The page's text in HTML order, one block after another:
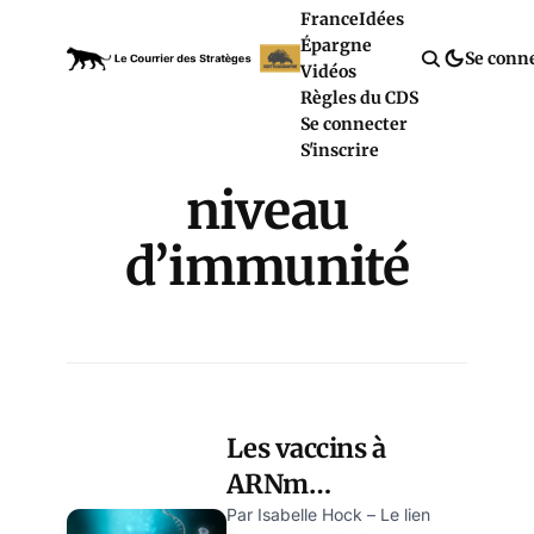
FranceIdées
Épargne
Vidéos
Règles du CDS
Se connecter
S'inscrire
Se
niveau
d’immunité
Les vaccins à
ARNm
affaiblissent-ils
Par Isabelle Hock – Le lien